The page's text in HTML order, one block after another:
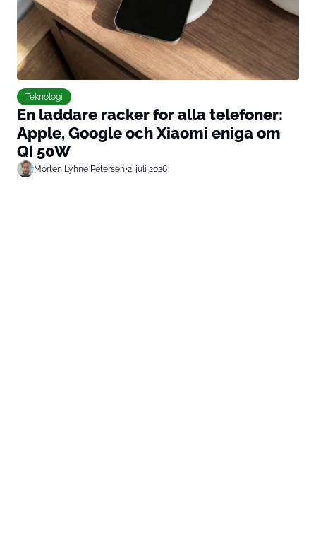
Teknologi
En laddare racker for alla telefoner:
Apple, Google och Xiaomi eniga om
Qi 50W
Morten Lyhne Petersen•2. juli 2026